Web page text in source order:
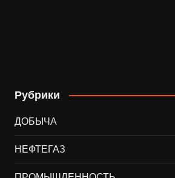
Рубрики
ДОБЫЧА
НЕФТЕГАЗ